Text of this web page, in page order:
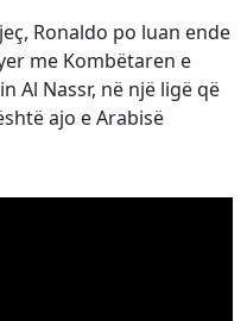
Ronaldo po luan ende
me Kombëtaren e
Al Nassr, në një ligë që
ajo e Arabisë